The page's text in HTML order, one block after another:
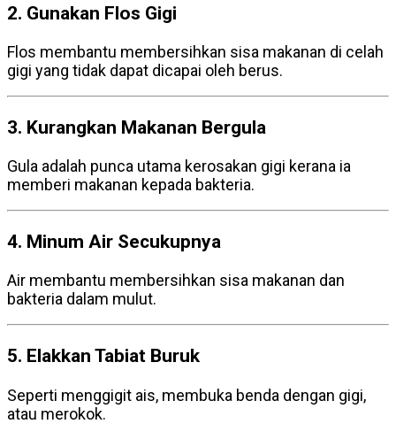
2. Gunakan Flos Gigi
Flos membantu membersihkan sisa makanan di celah
gigi yang tidak dapat dicapai oleh berus.
3. Kurangkan Makanan Bergula
Gula adalah punca utama kerosakan gigi kerana ia
memberi makanan kepada bakteria.
4. Minum Air Secukupnya
Air membantu membersihkan sisa makanan dan
bakteria dalam mulut.
5. Elakkan Tabiat Buruk
Seperti menggigit ais, membuka benda dengan gigi,
atau merokok.